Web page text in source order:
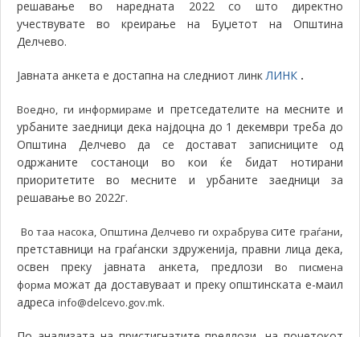
решавање во наредната 2022 со што директно
учествувате во креирање на Буџетот на Општина
Делчево.
Јавната анкета е достапна на следниот линкЛИНК .
Воедно, ги информирамеи претседателите на месните и
урбаните заедници дека најдоцна до 1 декември треба до
Општина Делчево да се достават записниците од
одржаните состаноци во кои ќе бидат нотирани
приоритетите во месните и урбаните заедници за
решавање во 2022г.
Во таа насока, Општина Делчево ги охрабруваситеграѓани,
претставници на граѓански здруженија, правни лица дека,
освен преку јавната анкета, предлози во писмена
форма можат да доставуваат и преку општинската е-маил
адреса info@delcevo.gov.mk.